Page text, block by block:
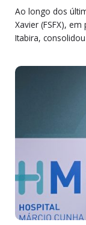
Ao longo dos
Xavier (FSFX),
Itabira,